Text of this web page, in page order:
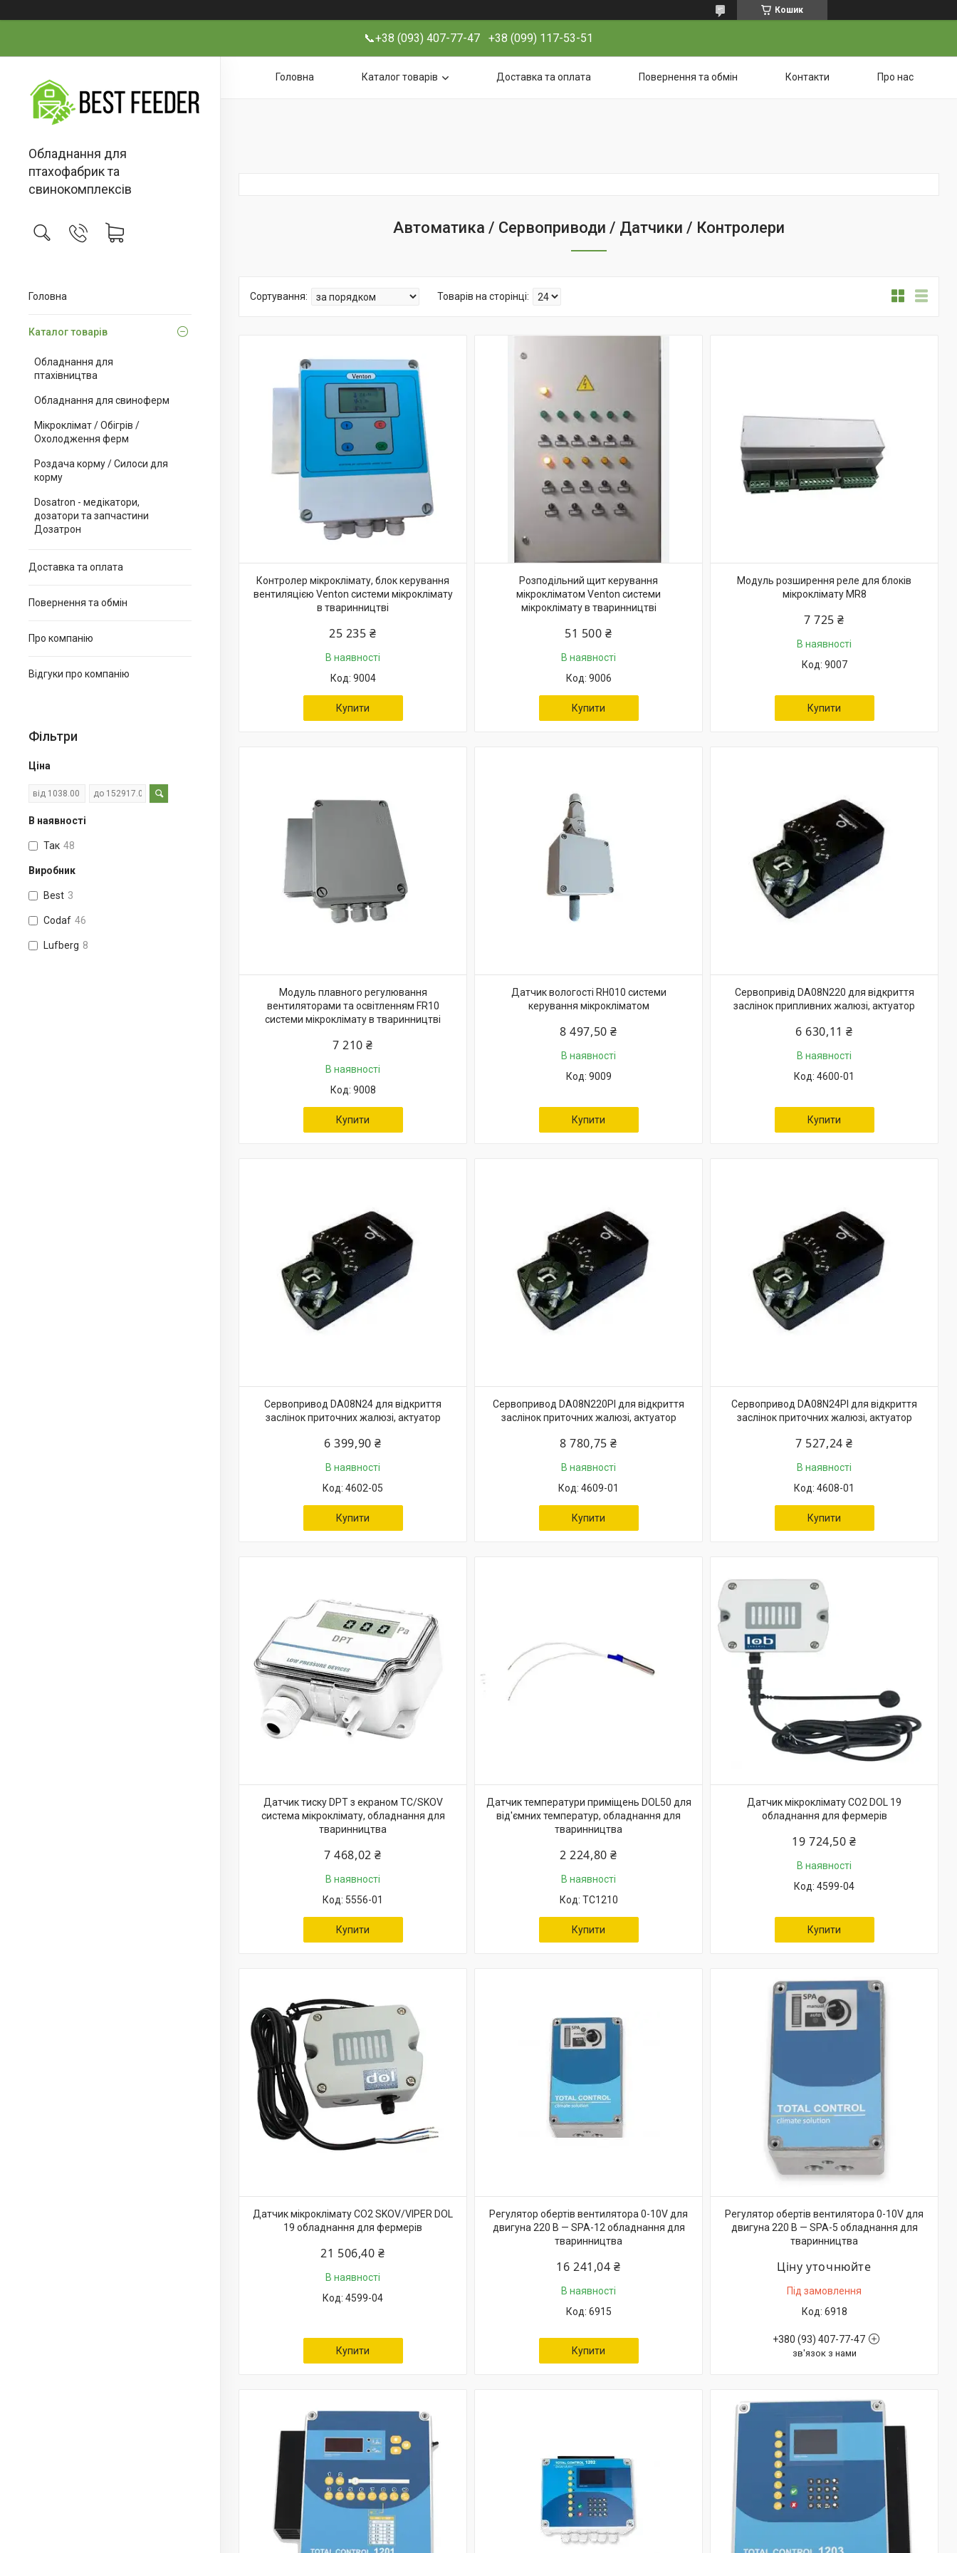
Кошик
📞+38 (093) 407-77-47 +38 (099) 117-53-51
Обладнання для
птахофабрик та
свинокомплексів
Головна
Каталог товарів
Обладнання для
птахівництва
Обладнання для свиноферм
Мікроклімат / Обігрів /
Охолодження ферм
Роздача корму / Силоси для
корму
Dosatron - медікатори,
дозатори та запчастини
Дозатрон
Доставка та оплата
Повернення та обмін
Про компанію
Відгуки про компанію
Фільтри
Ціна
В наявності
Так 48
Виробник
Best 3
Codaf 46
Lufberg 8
Головна Каталог товарів Доставка та оплата Повернення та обмін Контакти Про нас
Автоматика / Сервоприводи / Датчики / Контролери
Контролер мікроклімату, блок керування
вентиляцією Venton системи мікроклімату
в тваринництві
25 235 ₴
В наявності
9004
Купити
Розподільний щит керування
мікрокліматом Venton системи
мікроклімату в тваринництві
51 500 ₴
В наявності
9006
Купити
Модуль розширення реле для блоків
мікроклімату MR8
7 725 ₴
В наявності
9007
Купити
Модуль плавного регулювання
вентиляторами та освітленням FR10
системи мікроклімату в тваринництві
7 210 ₴
В наявності
9008
Купити
Датчик вологості RH010 системи
керування мікрокліматом
8 497,50 ₴
В наявності
9009
Купити
Сервопривід DA08N220 для відкриття
заслінок припливних жалюзі, актуатор
6 630,11 ₴
В наявності
4600-01
Купити
Сервопривод DA08N24 для відкриття
заслінок приточних жалюзі, актуатор
6 399,90 ₴
В наявності
4602-05
Купити
Сервопривод DA08N220PI для відкриття
заслінок приточних жалюзі, актуатор
8 780,75 ₴
В наявності
4609-01
Купити
Сервопривод DA08N24PI для відкриття
заслінок приточних жалюзі, актуатор
7 527,24 ₴
В наявності
4608-01
Купити
Датчик тиску DPT з екраном TC/SKOV
система мікроклімату, обладнання для
тваринництва
7 468,02 ₴
В наявності
5556-01
Купити
Датчик температури приміщень DOL50 для
від'ємних температур, обладнання для
тваринництва
2 224,80 ₴
В наявності
TC1210
Купити
Датчик мікроклімату CO2 DOL 19
обладнання для фермерів
19 724,50 ₴
В наявності
4599-04
Купити
Датчик мікроклімату CO2 SKOV/VIPER DOL
19 обладнання для фермерів
21 506,40 ₴
В наявності
4599-04
Купити
Регулятор обертів вентилятора 0-10V для
двигуна 220 В — SPA-12 обладнання для
тваринництва
16 241,04 ₴
В наявності
6915
Купити
Регулятор обертів вентилятора 0-10V для
двигуна 220 В — SPA-5 обладнання для
тваринництва
Ціну уточнюйте
Під замовлення
6918
+380 (93) 407-77-47
зв'язок з нами